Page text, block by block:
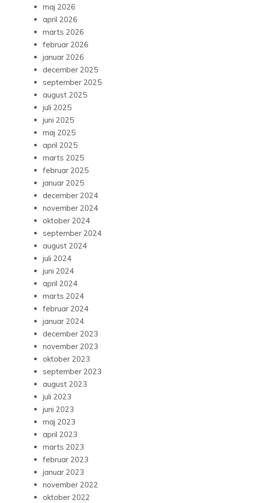
maj 2026
april 2026
marts 2026
februar 2026
januar 2026
december 2025
september 2025
august 2025
juli 2025
juni 2025
maj 2025
april 2025
marts 2025
februar 2025
januar 2025
december 2024
november 2024
oktober 2024
september 2024
august 2024
juli 2024
juni 2024
april 2024
marts 2024
februar 2024
januar 2024
december 2023
november 2023
oktober 2023
september 2023
august 2023
juli 2023
juni 2023
maj 2023
april 2023
marts 2023
februar 2023
januar 2023
november 2022
oktober 2022